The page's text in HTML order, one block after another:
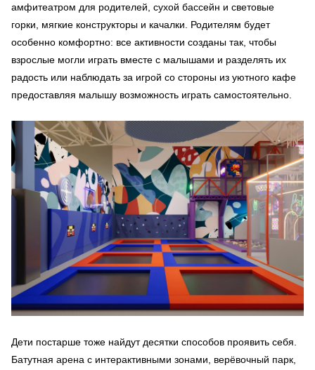
амфитеатром для родителей, сухой бассейн и световые
горки, мягкие конструкторы и качалки. Родителям будет
особенно комфортно: все активности созданы так, чтобы
взрослые могли играть вместе с малышами и разделять их
радость или наблюдать за игрой со стороны из уютного кафе
предоставляя малышу возможность играть самостоятельно.
Дети постарше тоже найдут десятки способов проявить себя.
Батутная арена с интерактивными зонами, верёвочный парк,